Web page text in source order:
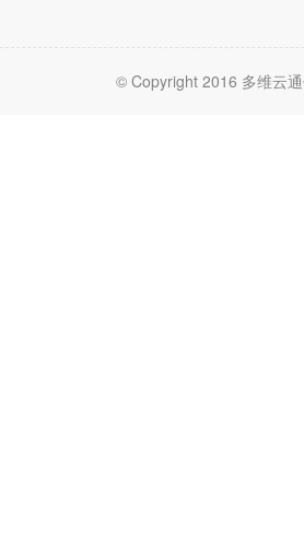
© Copyright 2016 多维云